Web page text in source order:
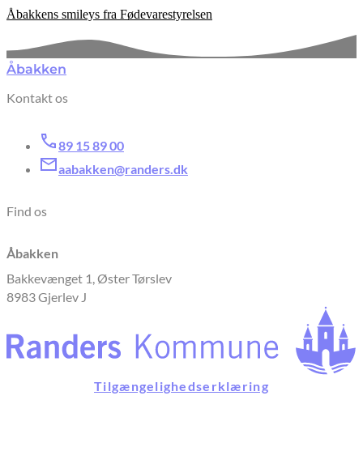
Åbakkens smileys fra Fødevarestyrelsen
Åbakken
Kontakt os
89 15 89 00
aabakken@randers.dk
Find os
Åbakken
Bakkevænget 1, Øster Tørslev
8983 Gjerlev J
Tilgængelighedserklæring